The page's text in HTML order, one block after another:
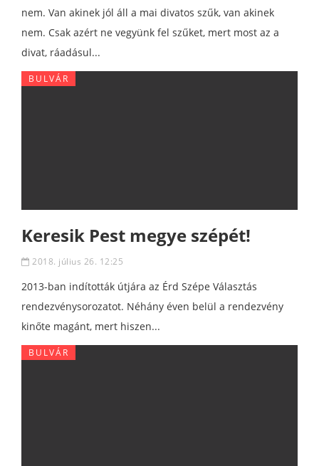
nem. Van akinek jól áll a mai divatos szűk, van akinek
nem. Csak azért ne vegyünk fel szűket, mert most az a
divat, ráadásul...
BULVÁR
Keresik Pest megye szépét!
2018. július 26. 12:25
2013-ban indították útjára az Érd Szépe Választás
rendezvénysorozatot. Néhány éven belül a rendezvény
kinőte magánt, mert hiszen...
BULVÁR